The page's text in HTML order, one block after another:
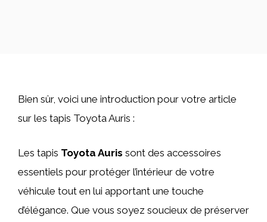
Bien sûr, voici une introduction pour votre article
sur les tapis Toyota Auris :
Les tapis Toyota Auris sont des accessoires
essentiels pour protéger l’intérieur de votre
véhicule tout en lui apportant une touche
d’élégance. Que vous soyez soucieux de préserver